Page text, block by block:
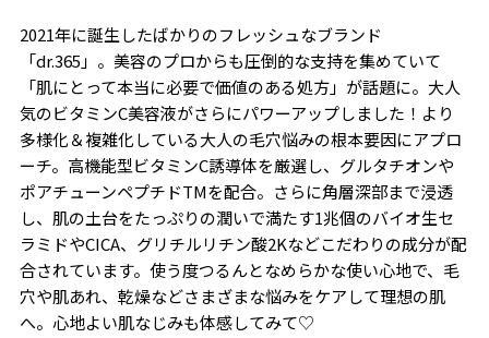
2021年に誕生したばかりのフレッシュなブランド
「dr.365」。美容のプロからも圧倒的な支持を集めていて
「肌にとって本当に必要で価値のある処方」が話題に。大人
気のビタミンC美容液がさらにパワーアップしました！より
多様化＆複雑化している大人の毛穴悩みの根本要因にアプロ
ーチ。高機能型ビタミンC誘導体を厳選し、グルタチオンや
ポアチューンペプチドTMを配合。さらに角層深部まで浸透
し、肌の土台をたっぷりの潤いで満たす1兆個のバイオ生セ
ラミドやCICA、グリチルリチン酸2Kなどこだわりの成分が配
合されています。使う度つるんとなめらかな使い心地で、毛
穴や肌あれ、乾燥などさまざまな悩みをケアして理想の肌
へ。心地よい肌なじみも体感してみて♡